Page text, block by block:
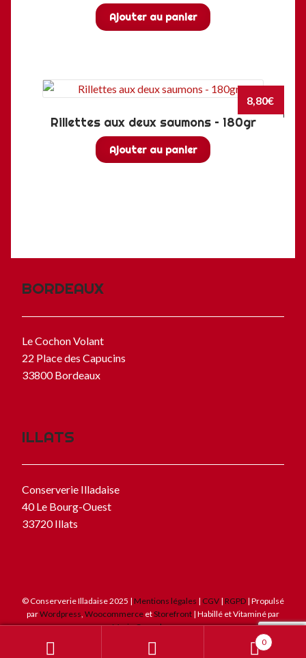
Ajouter au panier
Rillettes aux deux saumons – 180gr
8,80€
Ajouter au panier
BORDEAUX
Le Cochon Volant
22 Place des Capucins
33800 Bordeaux
ILLATS
Conserverie Illadaise
40 Le Bourg-Ouest
33720 Illats
© Conserverie Illadaise 2025 | Mentions légales | CGV | RGPD | Propulsé
parWordpress Woocommerce etStorefront | Habillé et Vitaminé par
Marie Camedescasse.
0